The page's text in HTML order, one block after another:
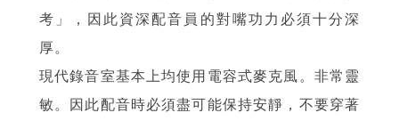
考」，因此資深配音員的對嘴功力必須十分深
厚。
現代錄音室基本上均使用電容式麥克風。非常靈
敏。因此配音時必須盡可能保持安靜，不要穿著